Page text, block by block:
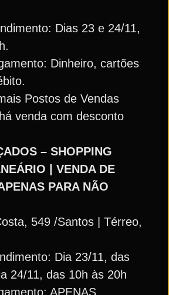
Dias 23 e 24/11,
Dinheiro, cartões
Postos de Vendas
venda com desconto
– SHOPPING
| VENDA DE
PARA NÃO
549 /Santos | Térreo,
Dia 23/11, das
24/11, das 10h às 20h
APENAS